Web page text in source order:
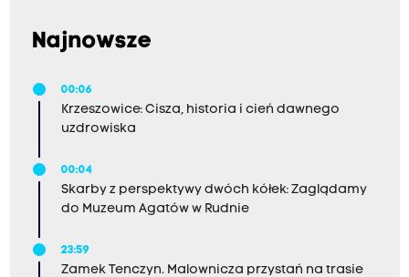
Najnowsze
00:06
Krzeszowice: Cisza, historia i cień dawnego
uzdrowiska
00:04
Skarby z perspektywy dwóch kółek: Zaglądamy
do Muzeum Agatów w Rudnie
23:59
Zamek Tenczyn. Malownicza przystań na trasie